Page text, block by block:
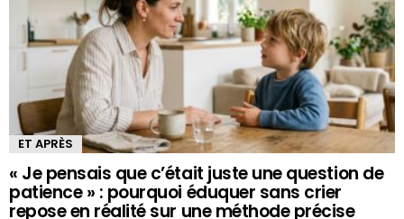
ET APRÈS
« Je pensais que c’était juste une question de
patience » : pourquoi éduquer sans crier
repose en réalité sur une méthode précise